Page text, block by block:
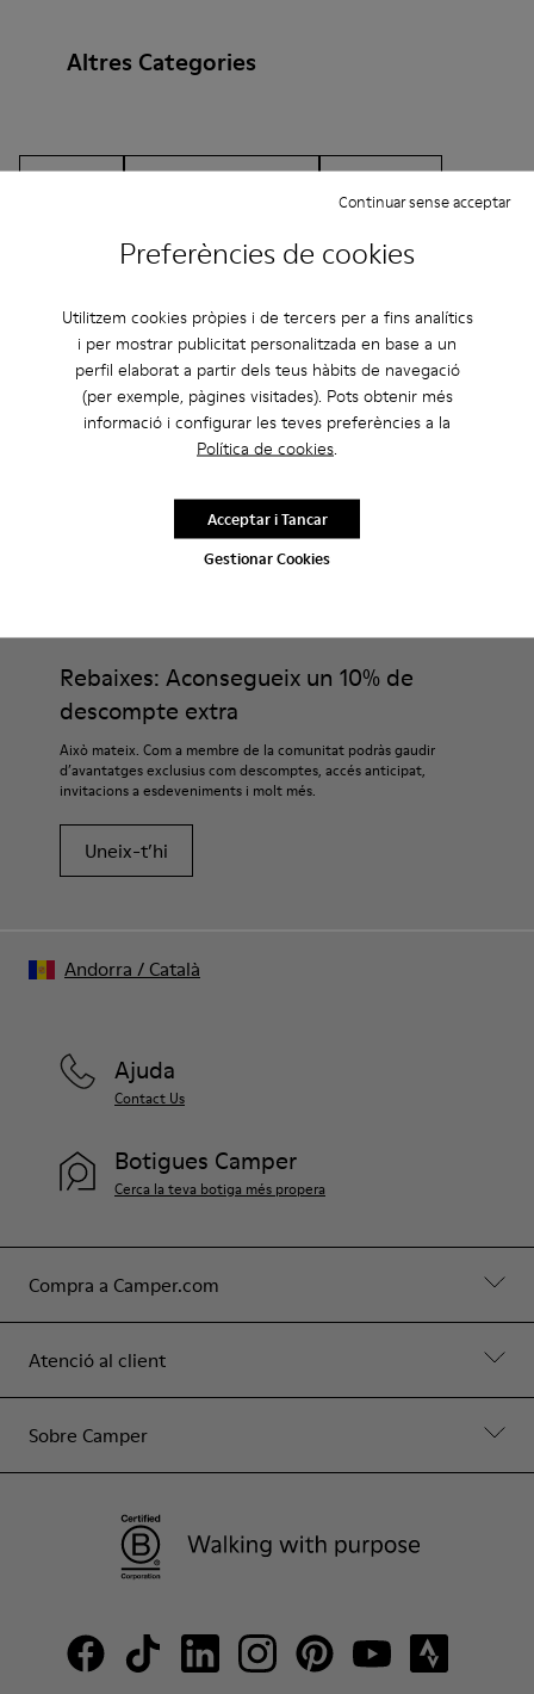
Preferències de cookies
Utilitzem cookies pròpies i de tercers per a fins analítics
i per mostrar publicitat personalitzada en base a un
perfil elaborat a partir dels teus hàbits de navegació
(per exemple, pàgines visitades). Pots obtenir més
informació i configurar les teves preferències a la
Política de cookies.
Gestionar Cookies
Continuar sense acceptar
Acceptar i Tancar
Altres Categories
Botines Sabates sense pell
Ballarines
Sabatilles
Sabates formals
Plataforma/Tascó
Sabates de taló
FMR PER A HOME
Rebaixes: Aconsegueix un 10% de
descompte extra
Això mateix. Com a membre de la comunitat podràs gaudir
d’avantatges exclusius com descomptes, accés anticipat,
invitacions a esdeveniments i molt més.
Uneix-t’hi
Compra a Camper.com
Atenció al client
Sobre Camper
Ajuda
Contact Us
Botigues Camper
Cerca la teva botiga més propera
Andorra / Català